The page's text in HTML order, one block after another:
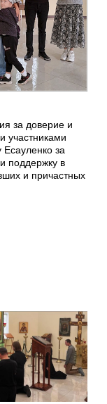
за доверие и
участниками
Есауленко за
поддержку в
и причастных